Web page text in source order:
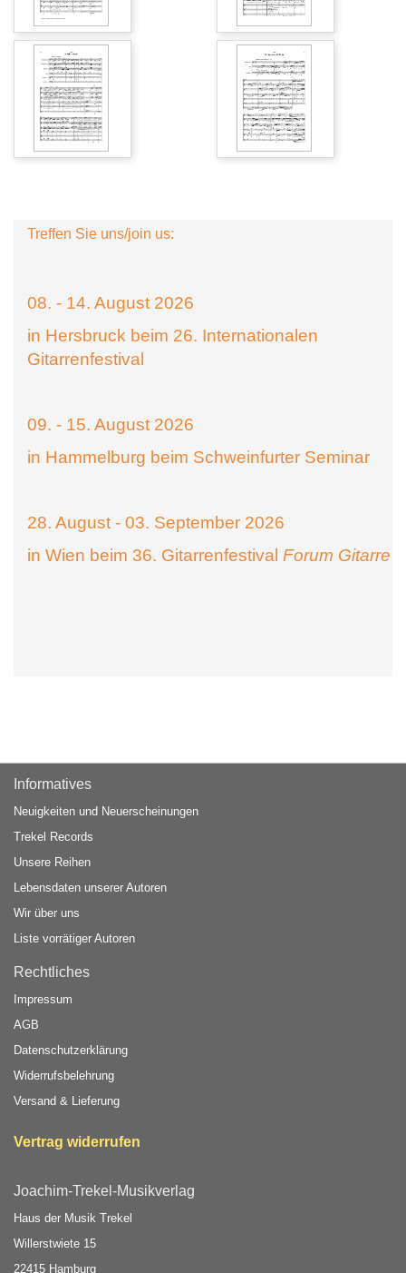
Treffen Sie uns/join us:
08. - 14. August 2026
in Hersbruck beim 26. Internationalen
Gitarrenfestival
09. - 15. August 2026
in Hammelburg beim Schweinfurter Seminar
28. August - 03. September 2026
in Wien beim 36. Gitarrenfestival Forum Gitarre
Informatives
Neuigkeiten und Neuerscheinungen
Trekel Records
Unsere Reihen
Lebensdaten unserer Autoren
Wir über uns
Liste vorrätiger Autoren
Rechtliches
Impressum
AGB
Datenschutzerklärung
Widerrufsbelehrung
Versand & Lieferung
Vertrag widerrufen
Joachim-Trekel-Musikverlag
Haus der Musik Trekel
Willerstwiete 15
22415 Hamburg